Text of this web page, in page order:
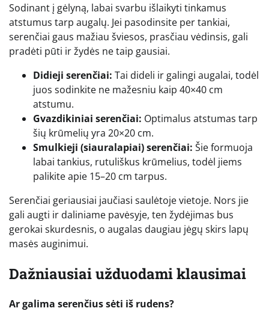
Sodinant į gėlyną, labai svarbu išlaikyti tinkamus
atstumus tarp augalų. Jei pasodinsite per tankiai,
serenčiai gaus mažiau šviesos, prasčiau vėdinsis, gali
pradėti pūti ir žydės ne taip gausiai.
Didieji serenčiai: Tai dideli ir galingi augalai, todėl
juos sodinkite ne mažesniu kaip 40×40 cm
atstumu.
Gvazdikiniai serenčiai: Optimalus atstumas tarp
šių krūmelių yra 20×20 cm.
Smulkieji (siauralapiai) serenčiai: Šie formuoja
labai tankius, rutuliškus krūmelius, todėl jiems
palikite apie 15–20 cm tarpus.
Serenčiai geriausiai jaučiasi saulėtoje vietoje. Nors jie
gali augti ir daliniame pavėsyje, ten žydėjimas bus
gerokai skurdesnis, o augalas daugiau jėgų skirs lapų
masės auginimui.
Dažniausiai užduodami klausimai
Ar galima serenčius sėti iš rudens?